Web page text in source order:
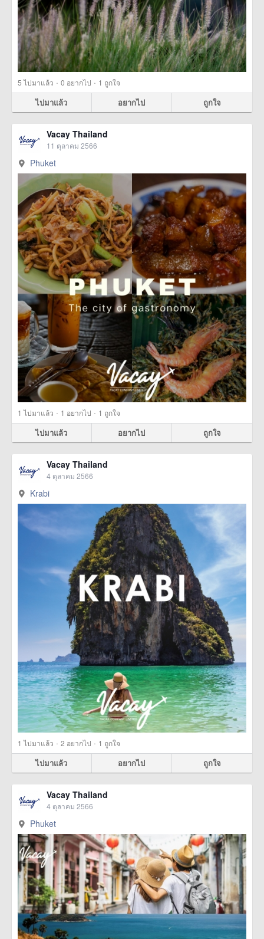
5ไปมาแล้ว · 0 อยากไป · 1 ถูกใจ
ไปมาแล้ว อยากไป ถูกใจ
Vacay Thailand
11 ตุลาคม 2566
Phuket
1 ไปมาแล้ว · 1 อยากไป · 1 ถูกใจ
ไปมาแล้ว อยากไป ถูกใจ
Vacay Thailand
4 ตุลาคม 2566
Krabi
1 ไปมาแล้ว · 2 อยากไป · 1 ถูกใจ
ไปมาแล้ว อยากไป ถูกใจ
Vacay Thailand
4 ตุลาคม 2566
Phuket